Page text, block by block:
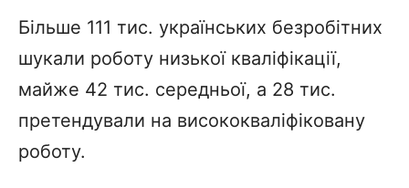
Більше 111 тис. українських безробітних
шукали роботу низької кваліфікації,
майже 42 тис. середньої, а 28 тис.
претендували на висококваліфіковану
роботу.